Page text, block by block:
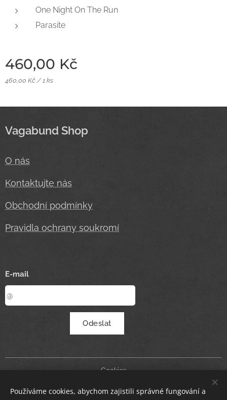
One Night On The Run
Parasite
460,00 Kč
460,00 Kč / 1 ks
Vagabund Shop
O nás
Kontaktujte nás
Obchodní podmínky
Pravidla ochrany soukromí
E-mail
Odeslat
Cookies
Měna
Používáme cookies, abychom zajistili správné fungování a